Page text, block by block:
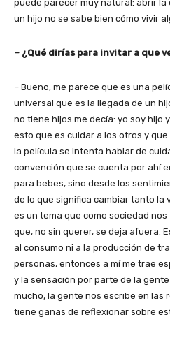
puede parecer muy natural: abrir la
un hijo no se sabe bien cómo vivir
– ¿Qué dirías para invitar a que
– Bueno, me parece que es una
universal que es la llegada de un
no tiene hijos me decía: yo soy hijo
esto que es cuidar a los otros y
la película se intenta hablar de
convención que se cuenta por ahí
para bebes, sino desde los
de lo que significa cambiar tanto la
es un tema que como sociedad
que, no sin querer, se deja afuera.
al consumo ni a la producción de
personas, entonces a mí me trae
y la sensación por parte de la
mucho, la gente nos escribe en las
tiene ganas de reflexionar sobre